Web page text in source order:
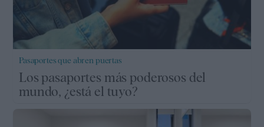
Pasaportes que abren puertas
Los pasaportes más poderosos del
mundo, ¿está el tuyo?